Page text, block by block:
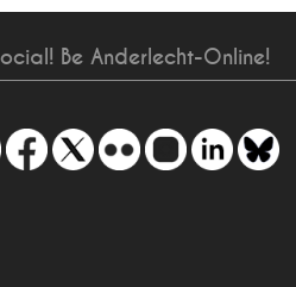
Be Anderlecht-Online!